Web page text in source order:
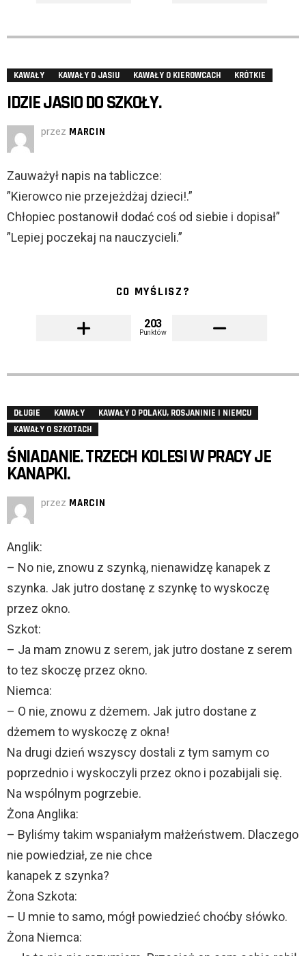
KAWAŁY KAWAŁY O JASIU KAWAŁY O KIEROWCACH KRÓTKIE
IDZIE JASIO DO SZKOŁY.
przez MARCIN
Zauważył napis na tabliczce:
”Kierowco nie przejeżdżaj dzieci!.”
Chłopiec postanowił dodać coś od siebie i dopisał”
”Lepiej poczekaj na nauczycieli.”
CO MYŚLISZ?
203
Punktów
DŁUGIE KAWAŁY
KAWAŁY O POLAKU, ROSJANINIE I NIEMCU
KAWAŁY O SZKOTACH
ŚNIADANIE. TRZECH KOLESI W PRACY JE
KANAPKI.
przez MARCIN
Anglik:
– No nie, znowu z szynką, nienawidzę kanapek z
szynka. Jak jutro dostanę z szynkę to wyskoczę
przez okno.
Szkot:
– Ja mam znowu z serem, jak jutro dostane z serem
to tez skoczę przez okno.
Niemca:
– O nie, znowu z dżemem. Jak jutro dostane z
dżemem to wyskoczę z okna!
Na drugi dzień wszyscy dostali z tym samym co
poprzednio i wyskoczyli przez okno i pozabijali się.
Na wspólnym pogrzebie.
Żona Anglika:
– Byliśmy takim wspaniałym małżeństwem. Dlaczego
nie powiedział, ze nie chce
kanapek z szynka?
Żona Szkota:
– U mnie to samo, mógł powiedzieć choćby słówko.
Żona Niemca: